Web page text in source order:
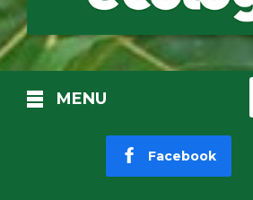
MENU
Facebook